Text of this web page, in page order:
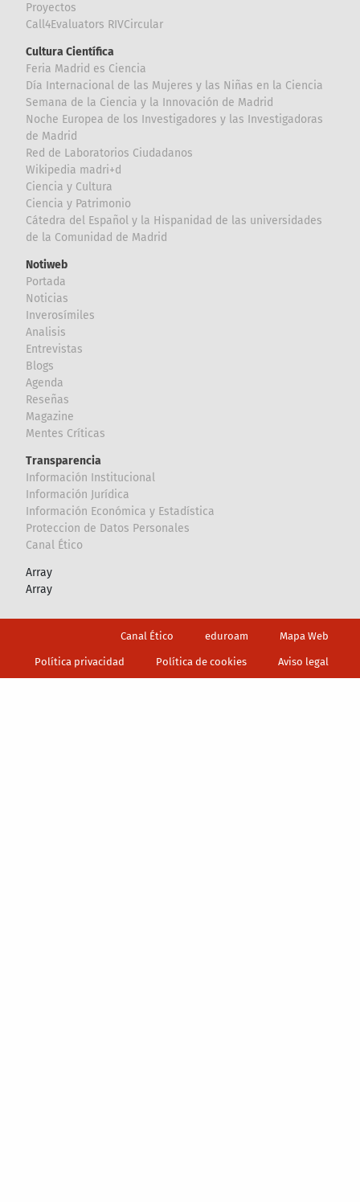
Proyectos
Call4Evaluators RIVCircular
Cultura Científica
Feria Madrid es Ciencia
Día Internacional de las Mujeres y las Niñas en la Ciencia
Semana de la Ciencia y la Innovación de Madrid
Noche Europea de los Investigadores y las Investigadoras
de Madrid
Red de Laboratorios Ciudadanos
Wikipedia madri+d
Ciencia y Cultura
Ciencia y Patrimonio
Cátedra del Español y la Hispanidad de las universidades
de la Comunidad de Madrid
Notiweb
Portada
Noticias
Inverosímiles
Analisis
Entrevistas
Blogs
Agenda
Reseñas
Magazine
Mentes Críticas
Transparencia
Información Institucional
Información Jurídica
Información Económica y Estadística
Proteccion de Datos Personales
Canal Ético
Array
Array
Canal Ético eduroam Mapa Web
Política privacidad Política de cookies Aviso legal